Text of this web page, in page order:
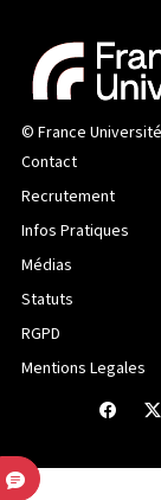
© France
Contact
Recrutement
Infos Pratiques
Médias
Statuts
RGPD
Mentions Legales